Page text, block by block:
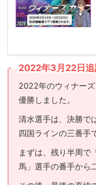
2022年3月22日追
2022年のウィナー
優勝しました。
清水選手は、決勝で
四国ラインの三番手
まずは、残り半周で
馬」選手の番手から